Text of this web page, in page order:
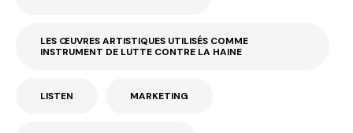
LES ŒUVRES ARTISTIQUES UTILISÉS COMME
INSTRUMENT DE LUTTE CONTRE LA HAINE
LISTEN MARKETING